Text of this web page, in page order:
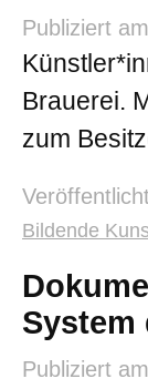
Publiziert am
Brauerei.
zum
Bildende
System
Publiziert am